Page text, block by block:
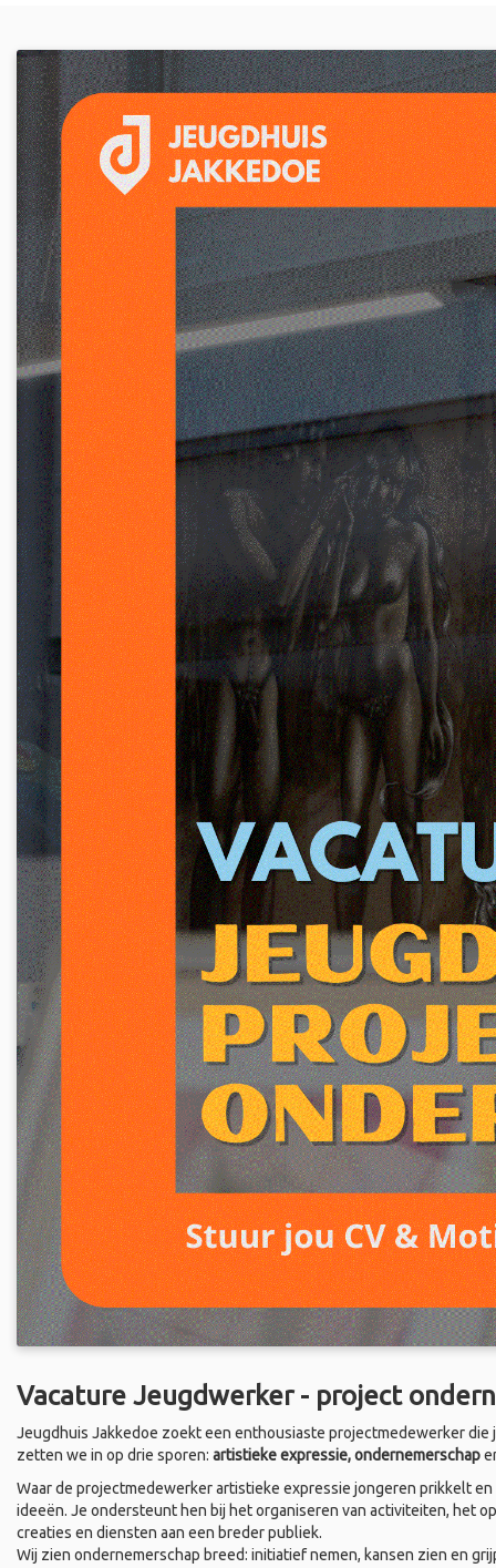
Vacature Jeugdwerker - project
Jeugdhuis Jakkedoe zoekt een enthousiaste projectmedewerker
zetten we in op drie sporen: artistieke expressie, ondernemerschap
Waar de projectmedewerker artistieke expressie jongeren prikkelt
ideeën. Je ondersteunt hen bij het organiseren van activiteiten, het
creaties en diensten aan een breder publiek.
Wij zien ondernemerschap breed: initiatief nemen, kansen zien en